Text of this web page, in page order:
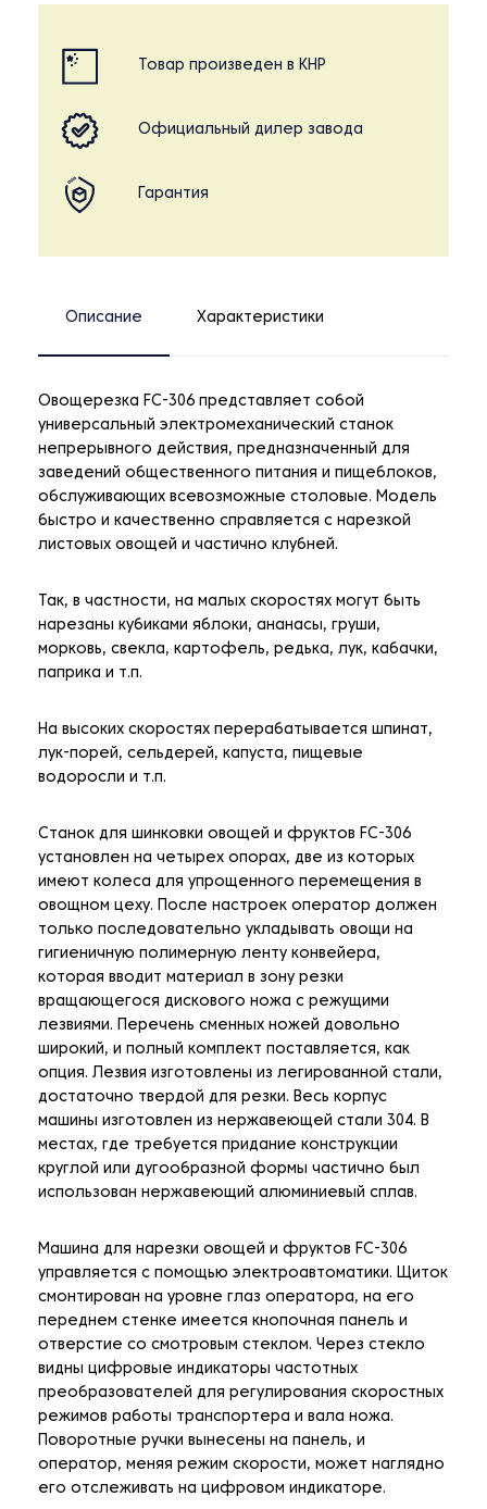
Товар произведен в КНР
Официальный дилер завода
Гарантия
Описание Характеристики
Овощерезка FC-306 представляет собой
универсальный электромеханический станок
непрерывного действия, предназначенный для
заведений общественного питания и пищеблоков,
обслуживающих всевозможные столовые. Модель
быстро и качественно справляется с нарезкой
листовых овощей и частично клубней.
Так, в частности, на малых скоростях могут быть
нарезаны кубиками яблоки, ананасы, груши,
морковь, свекла, картофель, редька, лук, кабачки,
паприка и т.п.
На высоких скоростях перерабатывается шпинат,
лук-порей, сельдерей, капуста, пищевые
водоросли и т.п.
Станок для шинковки овощей и фруктов FC-306
установлен на четырех опорах, две из которых
имеют колеса для упрощенного перемещения в
овощном цеху. После настроек оператор должен
только последовательно укладывать овощи на
гигиеничную полимерную ленту конвейера,
которая вводит материал в зону резки
вращающегося дискового ножа с режущими
лезвиями. Перечень сменных ножей довольно
широкий, и полный комплект поставляется, как
опция. Лезвия изготовлены из легированной стали,
достаточно твердой для резки. Весь корпус
машины изготовлен из нержавеющей стали 304. В
местах, где требуется придание конструкции
круглой или дугообразной формы частично был
использован нержавеющий алюминиевый сплав.
Машина для нарезки овощей и фруктов FC-306
управляется с помощью электроавтоматики. Щиток
смонтирован на уровне глаз оператора, на его
переднем стенке имеется кнопочная панель и
отверстие со смотровым стеклом. Через стекло
видны цифровые индикаторы частотных
преобразователей для регулирования скоростных
режимов работы транспортера и вала ножа.
Поворотные ручки вынесены на панель, и
оператор, меняя режим скорости, может наглядно
его отслеживать на цифровом индикаторе.